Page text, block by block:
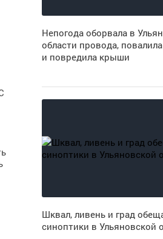
Непогода оборвала в
области провода,
и повредила крыши
Шквал, ливень и град
синоптики в Ульяновской